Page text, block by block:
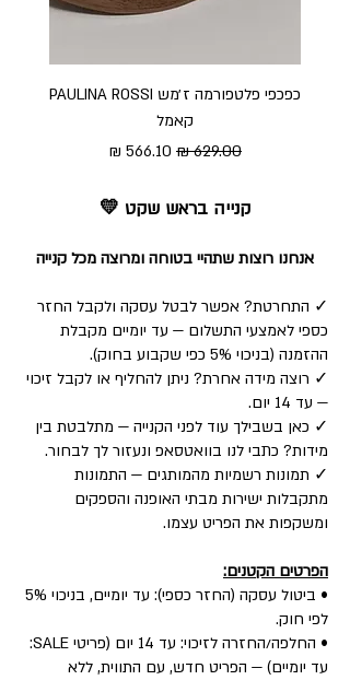
כפכפי פלטפורמה ז׳מש PAULINA ROSSI
קאמל
מחיר רגיל מחיר מבצע
קנייה בראש שקט 💛
אנחנו רוצות שתהיי בטוחה ומרוצה מכל קנייה
✓ התחרטת? אפשר לבטל עסקה ולקבל החזר
כספי לאמצעי התשלום — עד יומיים מקבלת
ההזמנה (בניכוי 5% כפי שקבוע בחוק).
✓ רוצה מידה אחרת? ניתן להחליף או לקבל זיכוי
— עד 14 יום.
✓ כאן בשבילך עוד לפני הקנייה — מתלבטת בין
מידות? כתבי לנו בוואטסאפ ונעזור לך לבחור.
✓ תמונות רשמיות מהמותגים — התמונות
מתקבלות ישירות מבתי האופנה והספקים
ומשקפות את הפריט עצמו.
הפרטים הקטנים:
• ביטול עסקה (החזר כספי): עד יומיים, בניכוי 5%
לפי חוק.
• החלפה/החזרה לזיכוי: עד 14 יום (פריטי SALE:
עד יומיים) — הפריט חדש, עם התווית, ללא